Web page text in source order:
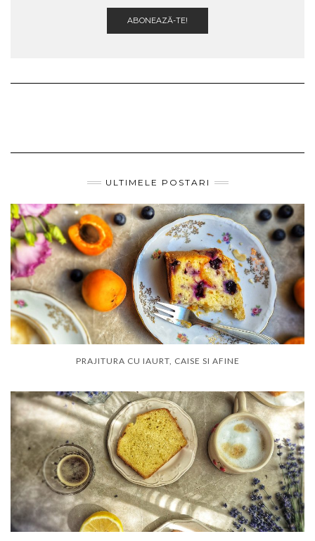
ULTIMELE POSTARI
PRAJITURA CU IAURT, CAISE SI AFINE